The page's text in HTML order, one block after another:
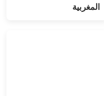
المغربية